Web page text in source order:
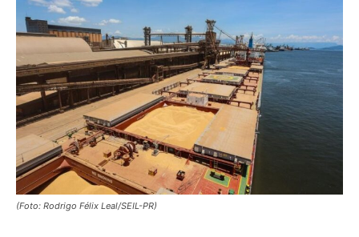
(Foto: Rodrigo Félix Leal/SEIL-PR)